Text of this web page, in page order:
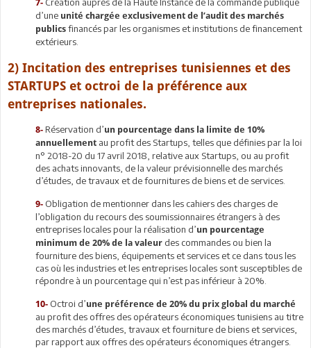
7-
d’une unité chargée exclusivement de l’audit des marchés
publics financés par les organismes et institutions de financement
extérieurs.
2) Incitation des entreprises tunisiennes et des
STARTUPS et octroi de la préférence aux
entreprises nationales.
8- Réservation d’un pourcentage dans la limite de 10%
annuellement au profit des Startups, telles que définies par la loi
n° 2018-20 du 17 avril 2018, relative aux Startups, ou au profit
des achats innovants, de la valeur prévisionnelle des marchés
d’études, de travaux et de fournitures de biens et de services.
9- Obligation de mentionner dans les cahiers des charges de
l’obligation du recours des soumissionnaires étrangers à des
entreprises locales pour la réalisation d’un pourcentage
minimum de 20% de la valeur des commandes ou bien la
fourniture des biens, équipements et services et ce dans tous les
cas où les industries et les entreprises locales sont susceptibles de
répondre à un pourcentage qui n’est pas inférieur à 20%.
10- Octroi d’une préférence de 20% du prix global du marché
au profit des offres des opérateurs économiques tunisiens au titre
des marchés d’études, travaux et fourniture de biens et services,
par rapport aux offres des opérateurs économiques étrangers.